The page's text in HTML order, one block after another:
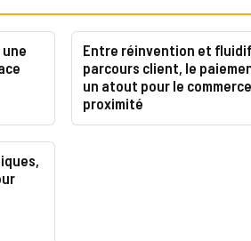
Entre réinvention et
parcours client, le
un atout pour le
proximité